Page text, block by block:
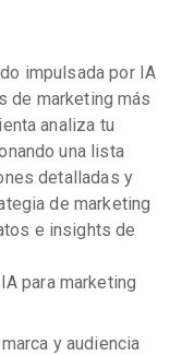
impulsada por IA
de marketing más
analiza tu
una lista
detalladas y
de marketing
e insights de
para marketing
y audiencia